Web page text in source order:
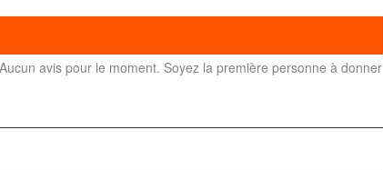
avis pour le moment. Soyez la première personne à donner